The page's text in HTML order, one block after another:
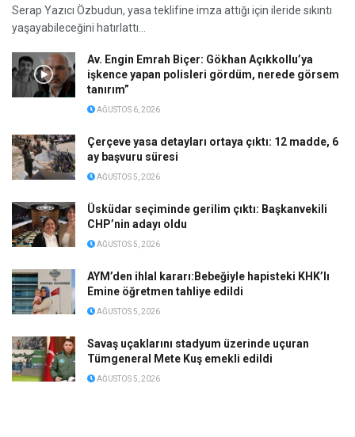
Serap Yazıcı Özbudun, yasa teklifine imza attığı için ileride sıkıntı
yaşayabileceğini hatırlattı...
Av. Engin Emrah Biçer: Gökhan Açıkkollu’ya
işkence yapan polisleri gördüm, nerede görsem
tanırım”
AĞUSTOS 6, 2026
Çerçeve yasa detayları ortaya çıktı: 12 madde, 6
ay başvuru süresi
AĞUSTOS 5, 2026
Üsküdar seçiminde gerilim çıktı: Başkanvekili
CHP’nin adayı oldu
AĞUSTOS 5, 2026
AYM’den ihlal kararı:Bebeğiyle hapisteki KHK’lı
Emine öğretmen tahliye edildi
AĞUSTOS 5, 2026
Savaş uçaklarını stadyum üzerinde uçuran
Tümgeneral Mete Kuş emekli edildi
AĞUSTOS 5, 2026